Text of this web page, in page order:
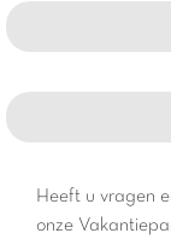
Heeft u vragen
onze